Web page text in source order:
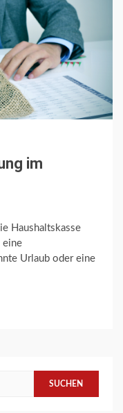
im
Haushaltskasse
eine
Urlaub oder eine